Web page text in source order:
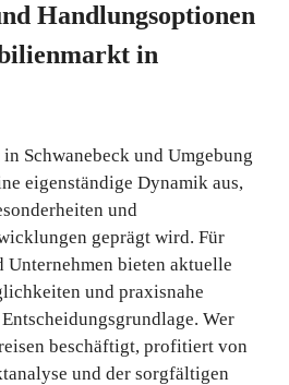
Handlungsoptionen
in
Schwanebeck und Umgebung
eigenständige Dynamik aus,
und
geprägt wird. Für
Unternehmen bieten aktuelle
und praxisnahe
Wer
beschäftigt, profitiert von
und der sorgfältigen